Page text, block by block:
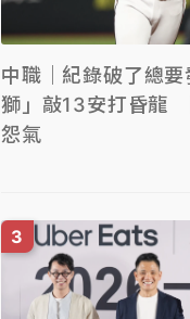
中職｜紀錄破了總
獅」敲13安打昏龍
怨氣